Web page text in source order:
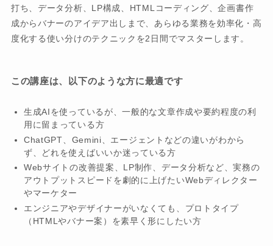
打ち、データ分析、LP構成、HTMLコーディング、企画書作
成からバナーのアイデア出しまで、あらゆる業務を効率化・高
度化する使い分けのテクニックを2日間でマスターします。
この講座は、以下のような方に最適です
生成AIを使っているが、一般的な文章作成や要約程度の利
用に留まっている方
ChatGPT、Gemini、エージェントなどの違いがわから
ず、どれを使えばいいか迷っている方
Webサイトの改善提案、LP制作、データ分析など、実務の
アウトプットスピードを劇的に上げたいWebディレクター
やマーケター
エンジニアやデザイナーがいなくても、プロトタイプ
（HTMLやバナー案）を素早く形にしたい方